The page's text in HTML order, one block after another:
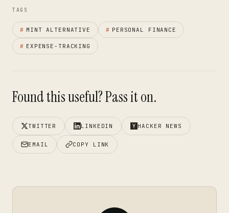
TAGS
# MINT ALTERNATIVE # PERSONAL FINANCE
# EXPENSE-TRACKING
Found this useful? Pass it on.
TWITTER LINKEDIN HACKER NEWS
EMAIL COPY LINK